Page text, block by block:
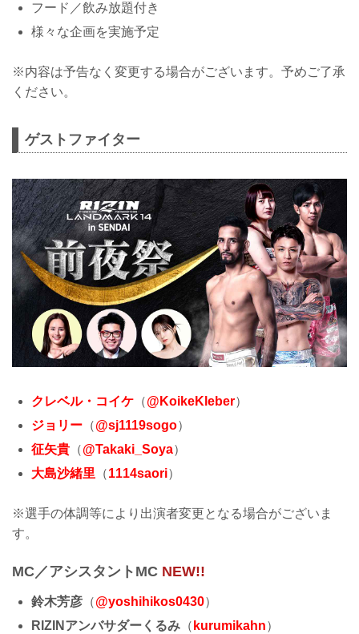
フード／飲み放題付き
様々な企画を実施予定
※内容は予告なく変更する場合がございます。予めご了承
ください。
ゲストファイター
クレベル・コイケ （@KoikeKleber）
ジョリー （@sj1119sogo）
征矢貴 （@Takaki_Soya）
大島沙緒里 （1114saori）
※選手の体調等により出演者変更となる場合がございま
す。
MC／アシスタントMC NEW!!
鈴木芳彦 （@yoshihikos0430）
RIZINアンバサダーくるみ （ kurumikahn）